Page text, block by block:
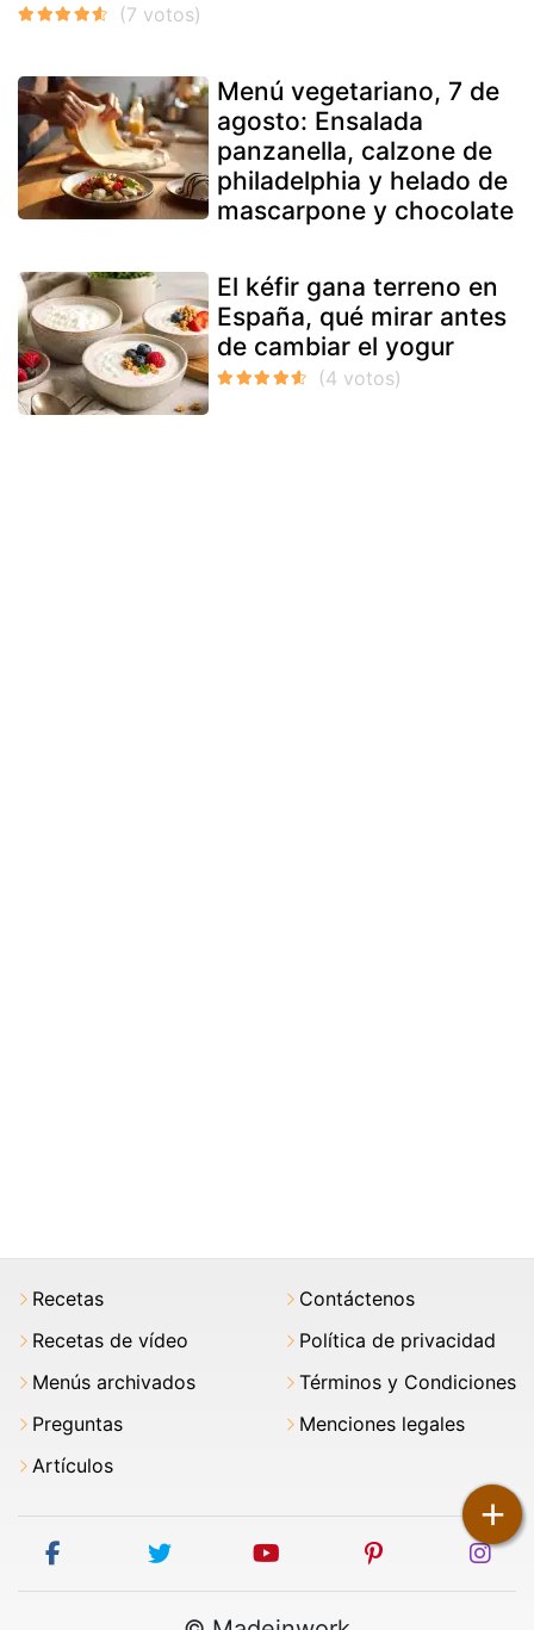
Menú vegetariano, 7 de
agosto: Ensalada
panzanella, calzone de
philadelphia y helado de
mascarpone y chocolate
El kéfir gana terreno en
España, qué mirar antes
de cambiar el yogur
+
Recetas
Recetas de vídeo
Menús archivados
Preguntas
Artículos
Contáctenos
Política de privacidad
Términos y Condiciones
Menciones legales
facebook twitter youtube pinterest